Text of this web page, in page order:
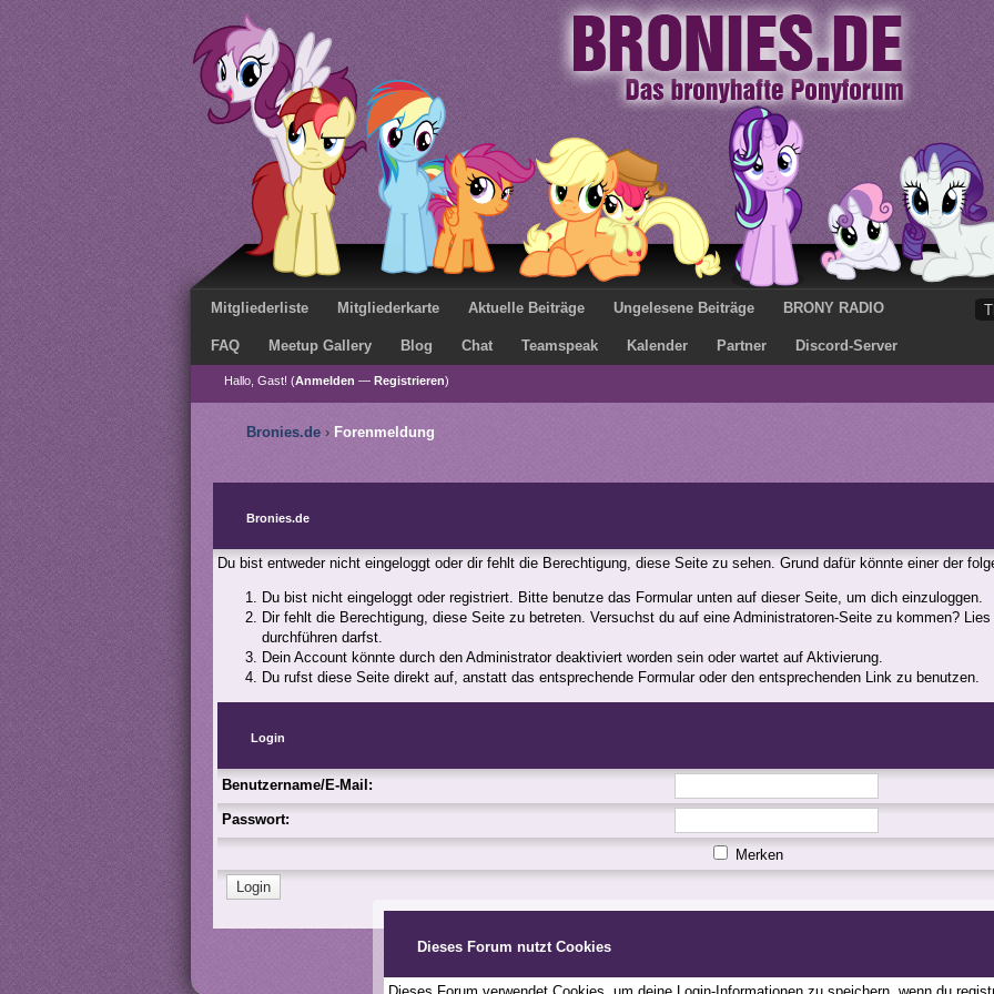
Dieses Forum nutzt Cookies
Mitgliederliste Mitgliederkarte Aktuelle Beiträge Ungelesene Beiträge BRONY RADIO
FAQ Meetup Gallery Blog Chat Teamspeak Kalender Partner Discord-Server
Hallo, Gast! (Anmelden — Registrieren)
Bronies.de › Forenmeldung
Bronies.de
Du bist entweder nicht eingeloggt oder dir fehlt die Berechtigung, diese Seite zu sehen. Grund dafür könnte einer der
Du bist nicht eingeloggt oder registriert. Bitte benutze das Formular unten auf dieser Seite, um dich einzuloggen.
Dir fehlt die Berechtigung, diese Seite zu betreten. Versuchst du auf eine Administratoren-Seite zu kommen?
durchführen darfst.
Dein Account könnte durch den Administrator deaktiviert worden sein oder wartet auf Aktivierung.
Du rufst diese Seite direkt auf, anstatt das entsprechende Formular oder den entsprechenden Link zu benutzen.
Login
Benutzername/E-Mail:
Passwort:
Merken